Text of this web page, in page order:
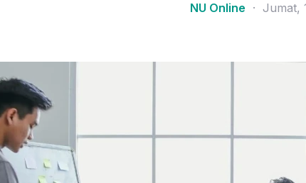
NU Online · Jumat,